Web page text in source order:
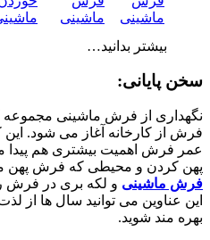
ماشینی
ماشینی
بیشتر بدانید…
سخن پایانی:
نگهداری از فرش ماشینی
فرش از کارخانه آغاز می شود. این
عمر فرش اهمیت بیشتری هم پیدا
پهن کردن و محیطی که فرش پهن
فرش ماشینی و لکه بری در فرش
این عناوین می توانید سال ها از
بهره مند شوید.